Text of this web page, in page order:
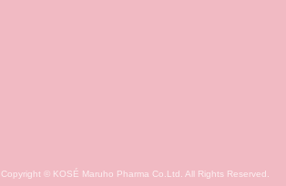
Copyright © KOSÉ Maruho Pharma Co.Ltd. All Rights Reserved.